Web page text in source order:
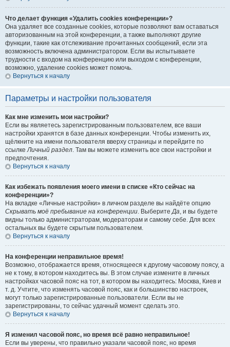
Что делает функция «Удалить cookies конференции»?
Она удаляет все созданные cookies, которые позволяют вам оставаться
авторизованным на этой конференции, а также выполняют другие
функции, такие как отслеживание прочитанных сообщений, если эта
возможность включена администратором. Если вы испытываете
трудности с входом на конференцию или выходом с конференции,
возможно, удаление cookies может помочь.
Вернуться к началу
Параметры и настройки пользователя
Как мне изменить мои настройки?
Если вы являетесь зарегистрированным пользователем, все ваши
настройки хранятся в базе данных конференции. Чтобы изменить их,
щёлкните на имени пользователя вверху страницы и перейдите по
ссылкеЛичный раздел. Там вы можете изменить все свои настройки и
предпочтения.
Вернуться к началу
Как избежать появления моего имени в списке «Кто сейчас на
конференции»?
На вкладке «Личные настройки» в личном разделе вы найдёте опцию
Скрывать моё пребывание на конференции. ВыберитеДа, и вы будете
видны только администраторам, модераторам и самому себе. Для всех
остальных вы будете скрытым пользователем.
Вернуться к началу
На конференции неправильное время!
Возможно, отображается время, относящееся к другому часовому поясу, а
не к тому, в котором находитесь вы. В этом случае измените в личных
настройках часовой пояс на тот, в котором вы находитесь: Москва, Киев и
т. д. Учтите, что изменять часовой пояс, как и большинство настроек,
могут только зарегистрированные пользователи. Если вы не
зарегистрированы, то сейчас удачный момент сделать это.
Вернуться к началу
Я изменил часовой пояс, но время всё равно неправильное!
Если вы уверены, что правильно указали часовой пояс, но время